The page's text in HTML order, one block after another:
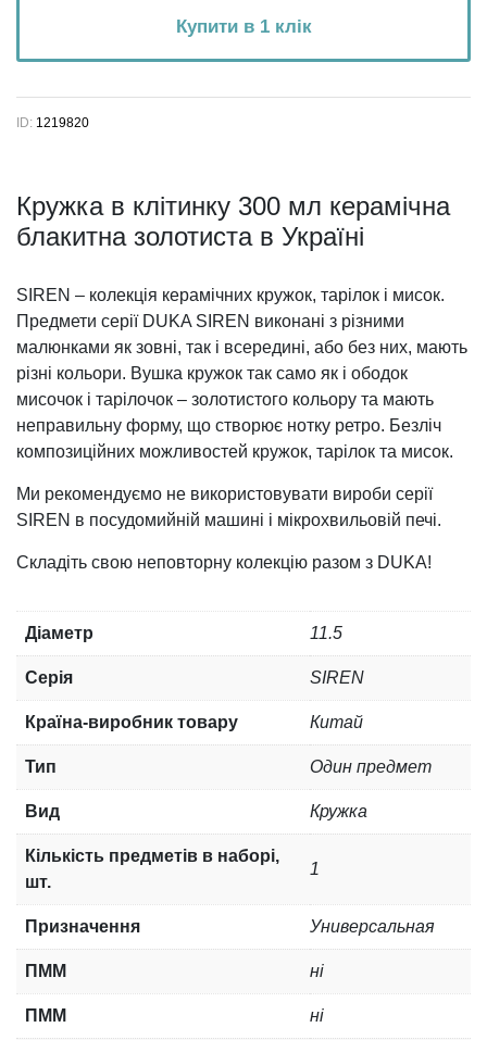
Купити в 1 клік
ID: 1219820
Кружка в клітинку 300 мл керамічна
блакитна золотиста в Україні
SIREN – колекція керамічних кружок, тарілок і мисок.
Предмети серії DUKA SIREN виконані з різними
малюнками як зовні, так і всередині, або без них, мають
різні кольори. Вушка кружок так само як і ободок
мисочок і тарілочок – золотистого кольору та мають
неправильну форму, що створює нотку ретро. Безліч
композиційних можливостей кружок, тарілок та мисок.
Ми рекомендуємо не використовувати вироби серії
SIREN в посудомийній машині і мікрохвильовій печі.
Складіть свою неповторну колекцію разом з DUKA!
Діаметр 11.5
Серія SIREN
Країна-виробник товару Китай
Тип Один предмет
Вид Кружка
Кількість предметів в наборі,
шт.
1
Призначення Универсальная
ПММ ні
ПММ ні